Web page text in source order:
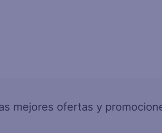
mejores ofertas y